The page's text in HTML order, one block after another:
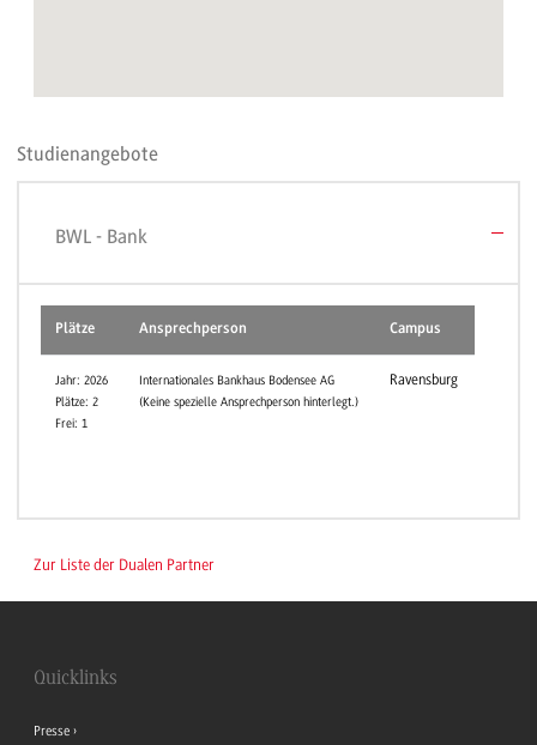
Studienangebote
BWL - Bank
Plätze Ansprechperson Campus
Jahr: 2026
Plätze: 2
Frei: 1
Internationales Bankhaus Bodensee AG
(Keine spezielle Ansprechperson hinterlegt.)
Ravensburg
Zur Liste der Dualen Partner
Quicklinks
Presse